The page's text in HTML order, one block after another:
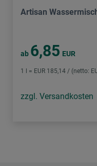
Artisan
ab 6,85 EUR
1 l = EUR 185,14 / (netto:
zzgl. Versandkosten